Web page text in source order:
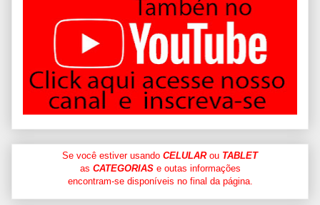
Se você estiver usando CELULARou TABLET
as CATEGORIASe outas informações
encontram-se disponíveis no final da página.